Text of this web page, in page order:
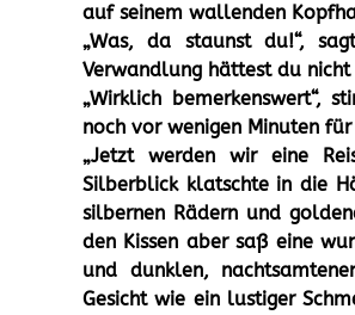
auf seinem wallenden
„Was, da staunst du!“,
Verwandlung hättest du
„Wirklich bemerkenswert“,
noch vor wenigen Minuten
„Jetzt werden wir eine
Silberblick klatschte in die
silbernen Rädern und
den Kissen aber saß eine
und dunklen,
Gesicht wie ein lustiger